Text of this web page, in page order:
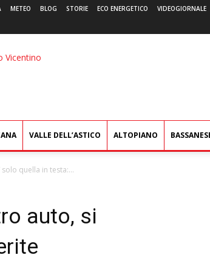
METEO BLOG STORIE ECO ENERGETICO VIDEOGIORNALE
L'Eco
VALLE DELL’ASTICO ALTOPIANO
quella in testa:...
auto, si